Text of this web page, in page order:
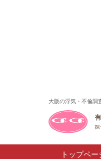
大阪の浮気・不倫調
トップペー